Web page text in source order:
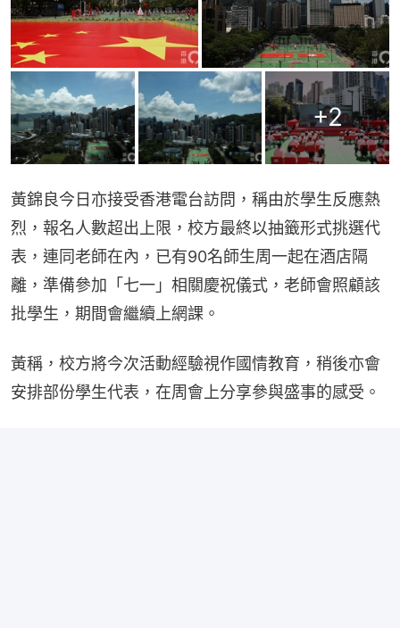
+2
黃錦良今日亦接受香港電台訪問，稱由於學生反應熱
烈，報名人數超出上限，校方最終以抽籤形式挑選代
表，連同老師在內，已有90名師生周一起在酒店隔
離，準備參加「七一」相關慶祝儀式，老師會照顧該
批學生，期間會繼續上網課。
黃稱，校方將今次活動經驗視作國情教育，稍後亦會
安排部份學生代表，在周會上分享參與盛事的感受。